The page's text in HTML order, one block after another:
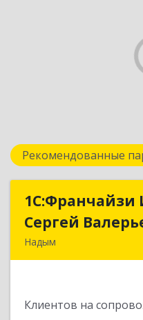
Рекомендованные
Сергей
Надым
Клиентов на